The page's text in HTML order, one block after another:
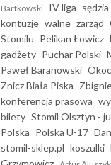
Bartkowski IV liga sędzia
kontuzje walne zarząd
Stomilu Pelikan Łowicz
gadżety Puchar Polski
Paweł Baranowski
Znicz Biała Piska
konferencja prasowa
bilety Stomil Olsztyn -
Polska Polska U-17
stomil-sklep.pl koszulki